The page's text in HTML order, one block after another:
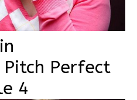
Perfect
4